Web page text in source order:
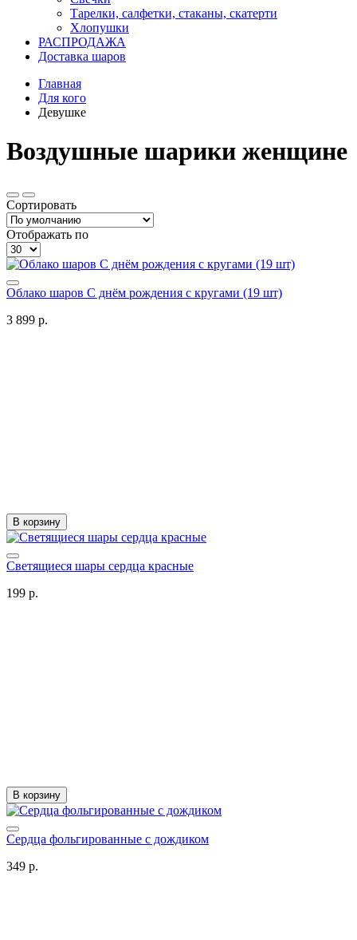
Тарелки, салфетки, стаканы, скатерти
Хлопушки
РАСПРОДАЖА
Доставка шаров
Главная
Для кого
Девушке
Воздушные шарики женщине
Сортировать
Отображать по
Облако шаров С днём рождения с кругами (19 шт)
3 899 р.
В корзину
Светящиеся шары сердца красные
199 р.
В корзину
Сердца фольгированные с дождиком
349 р.